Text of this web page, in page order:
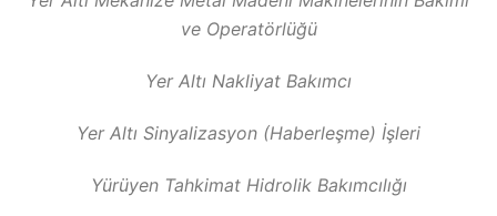
ve Operatörlüğü
Yer Altı Nakliyat Bakımcı
Yer Altı Sinyalizasyon (Haberleşme) İşleri
Yürüyen Tahkimat Hidrolik Bakımcılığı